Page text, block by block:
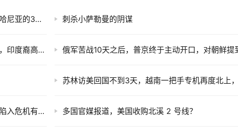
加沙之战永续：以色列炸死哈马斯领导人哈尼亚的3个儿子！ 刺杀小萨勒曼的阴谋
时间才能给出最好的答案，原形毕露以后，印度裔高管如今成过街老鼠。
世界应该珍惜现在的中国，第一工业大国陷入危机有多可怕，来自英美争霸的启示 多国官媒报道，美国收购北溪 2 号线？